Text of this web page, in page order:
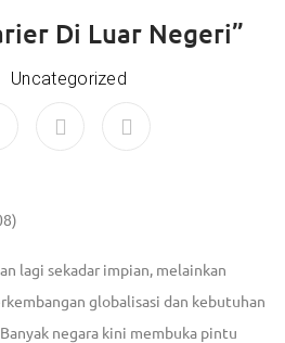
Di Luar Negeri”
Uncategorized
lagi sekadar impian, melainkan
globalisasi dan kebutuhan
negara kini membuka pintu